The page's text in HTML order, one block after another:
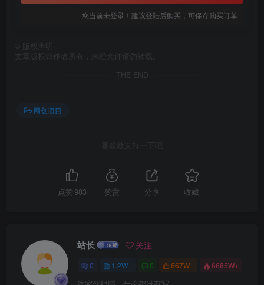
您当前未登录！建议登陆后购买，可保存购买订单
版权声明
文章版权归作者所有，未经允许请勿转载。
THE END
网创项目
喜欢就支持一下吧
点赞 983 赞赏 分享 收藏
站长 关注
0 1.2W+ 0 667W+ 6685W+